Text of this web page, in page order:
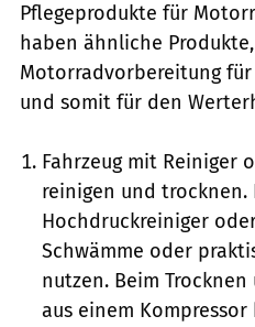
Pflegeprodukte für
haben ähnliche
Motorradvorbereitung
und somit für den
Fahrzeug mit Reiniger
reinigen und trocknen.
Hochdruckreiniger
Schwämme oder
nutzen. Beim
aus einem